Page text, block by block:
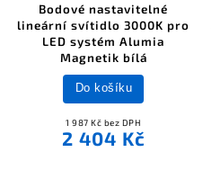
Bodové nastavitelné
lineární svítidlo 3000K pro
LED systém Alumia
Magnetik bílá
1 987 Kč bez DPH
2 404 Kč
Do košíku